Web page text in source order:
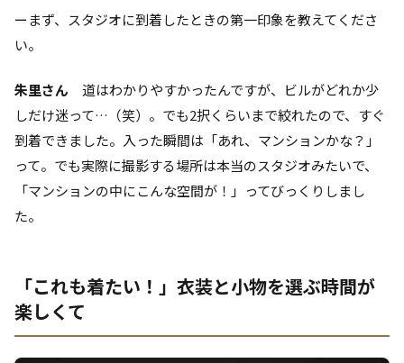
ーまず、スタジオに到着したときの第一印象を教えてくださ
い。
朱里さん 道はわかりやすかったんですが、ビルがどれか少
しだけ迷って…（笑）。でも2択くらいまで絞れたので、すぐ
到着できました。入った瞬間は「あれ、マンションかな？」
って。でも実際に撮影する場所は本当のスタジオみたいで、
「マンションの中にこんな空間が！」ってびっくりしまし
た。
「これも着たい！」衣装と小物を選ぶ時間が
楽しくて